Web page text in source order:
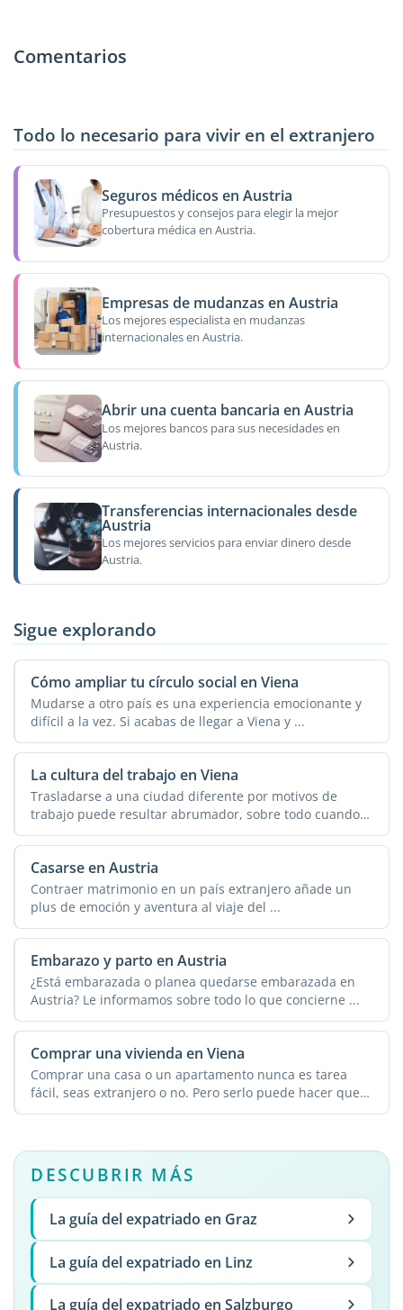
Comentarios
Todo lo necesario para vivir en el extranjero
Seguros médicos en Austria
Presupuestos y consejos para elegir la mejor
cobertura médica en Austria.
Empresas de mudanzas en Austria
Los mejores especialista en mudanzas
internacionales en Austria.
Abrir una cuenta bancaria en Austria
Los mejores bancos para sus necesidades en
Austria.
Transferencias internacionales desde
Austria
Los mejores servicios para enviar dinero desde
Austria.
Sigue explorando
Cómo ampliar tu círculo social en Viena
Mudarse a otro país es una experiencia emocionante y
difícil a la vez. Si acabas de llegar a Viena y ...
La cultura del trabajo en Viena
Trasladarse a una ciudad diferente por motivos de
trabajo puede resultar abrumador, sobre todo cuando
se tiene un ...
Casarse en Austria
Contraer matrimonio en un país extranjero añade un
plus de emoción y aventura al viaje del ...
Embarazo y parto en Austria
¿Está embarazada o planea quedarse embarazada en
Austria? Le informamos sobre todo lo que concierne ...
Comprar una vivienda en Viena
Comprar una casa o un apartamento nunca es tarea
fácil, seas extranjero o no. Pero serlo puede hacer que
...
DESCUBRIR MÁS
La guía del expatriado en Graz
La guía del expatriado en Linz
La guía del expatriado en Salzburgo